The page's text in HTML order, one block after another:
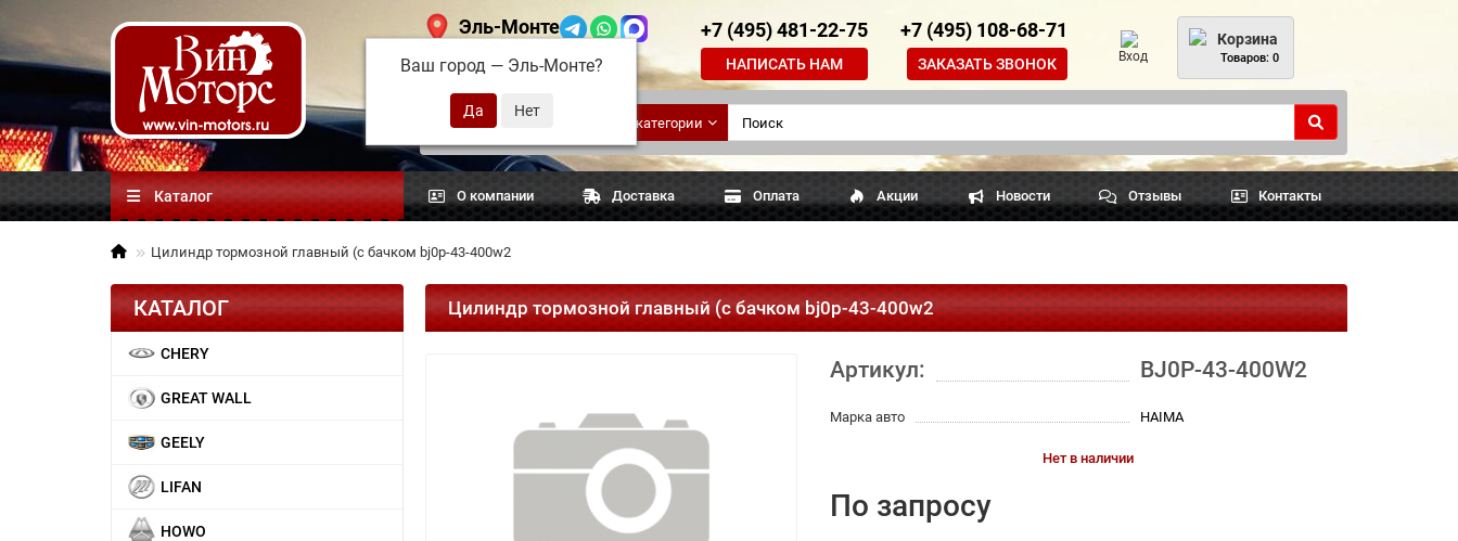
Эль-Монте
Ваш город — Эль-Монте?
+7 (495) 481-22-75
НАПИСАТЬ НАМ
+7 (495) 108-68-71
ЗАКАЗАТЬ ЗВОНОК Вход
Корзина
Товаров: 0
Китайские
автозапчасти
Все категории
Каталог О компании Доставка Оплата Акции Новости Отзывы Контакты
Цилиндр тормозной главный (с бачком bj0p-43-400w2
КАТАЛОГ
CHERY
GREAT WALL
GEELY
LIFAN
HOWO
Цилиндр тормозной главный (с бачком bj0p-43-400w2
Артикул: BJ0P-43-400W2
Марка авто HAIMA
Нет в наличии
По запросу